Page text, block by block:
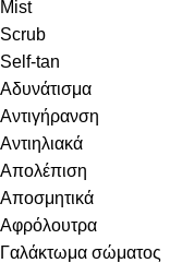
Mist
Scrub
Self-tan
Αδυνάτισμα
Αντιγήρανση
Αντιηλιακά
Απολέπιση
Αποσμητικά
Αφρόλουτρα
Γαλάκτωμα σώματος